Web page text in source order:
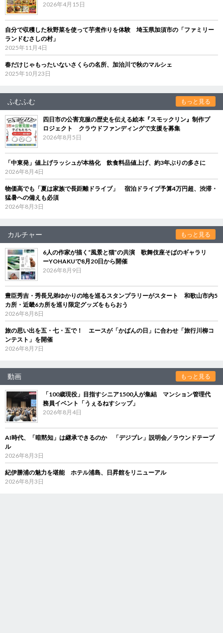
2026年4月15日
自分で収穫した秋野菜を使って芋煮作りを体験 埼玉県加須市の「ファミリー
ランドむさしの村」
2025年11月4日
春だけじゃもったいないさくらの名所、加治川で秋のマルシェ
2025年10月23日
ふむふむ もっと見る
四日市の公害克服の歴史を伝える絵本『スモックリン』制作プ
ロジェクト クラウドファンディングで支援を募集
2026年8月5日
「中東発」値上げラッシュが本格化 飲食料品値上げ、約3年ぶりの多さに
2026年8月4日
物価高でも「夏は家族で長距離ドライブ」 宿泊ドライブ予算4万円超、渋滞・
猛暑への備えも必須
2026年8月3日
カルチャー もっと見る
6人の作家が描く“風景と猫”の共演 歌舞伎座そばのギャラリ
ーYOHAKUで8月20日から開催
2026年8月9日
豊臣秀吉・秀長兄弟ゆかりの地を巡るスタンプラリーがスタート 和歌山市内5
カ所・近畿6カ所を巡り限定グッズをもらおう
2026年8月8日
旅の思い出を五・七・五で！ エースが「かばんの日」に合わせ「旅行川柳コ
ンテスト」を開催
2026年8月7日
動画 もっと見る
「100歳現役」目指すシニア1500人が集結 マンション管理代
務員イベント「うぇるねすシップ」
2026年8月4日
AI時代、「暗黙知」は継承できるのか 「デジブレ」説明会／ラウンドテーブ
ル
2026年8月3日
紀伊勝浦の魅力を堪能 ホテル浦島、日昇館をリニューアル
2026年8月3日